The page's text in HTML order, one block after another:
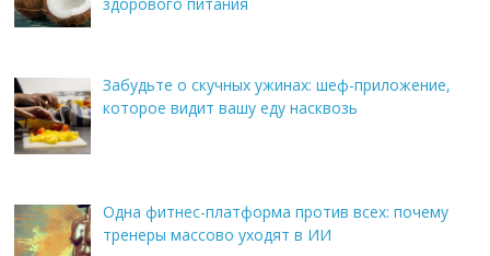
Забудьте о скучных ужинах: шеф-приложение,
которое видит вашу еду насквозь
Одна фитнес-платформа против всех: почему
тренеры массово уходят в ИИ